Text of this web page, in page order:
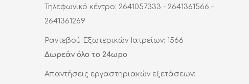
Τηλεφωνικό κέντρο: 2641057333 – 2641361566 –
2641361269
Ραντεβού Εξωτερικών Ιατρείων: 1566
Δωρεάν όλο το 24ωρο
Απαντήσεις εργαστηριακών εξετάσεων: